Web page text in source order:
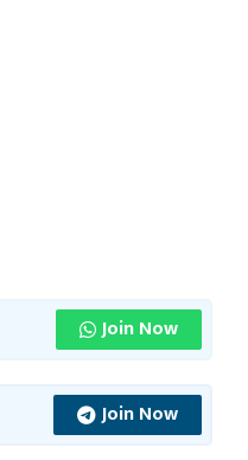
Join Now
Join Now